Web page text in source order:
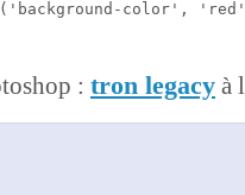
: tron legacy à